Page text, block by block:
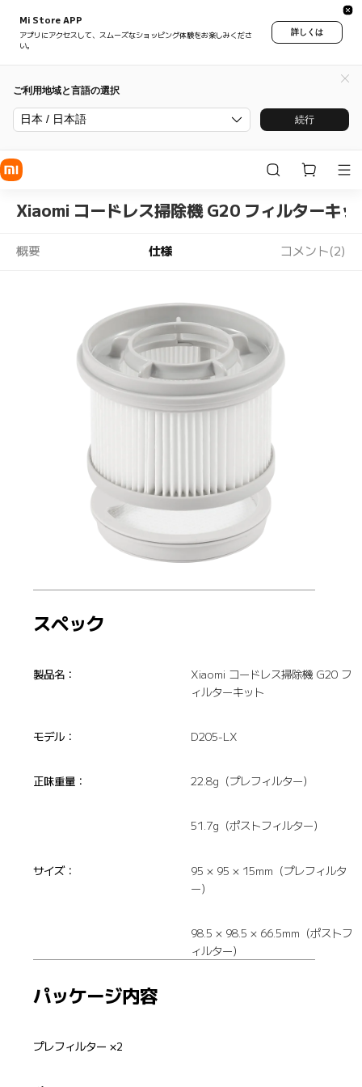
Mi Store APP
アプリにアクセスして、スムーズなショッピング体験をお楽しみくださ
い。
詳しくは
ご利用地域と言語の選択
日本 / 日本語 続行
Xiaomi コードレス掃除機 G20 フィルターキッ
概要 仕様 コメント(2)
スペック
製品名：
Xiaomi コードレス掃除機 G20 フ
ィルターキット
モデル： D205-LX
正味重量： 22.8g（プレフィルター）
51.7g（ポストフィルター）
サイズ：
95 × 95 × 15mm（プレフィルタ
ー）
98.5 × 98.5 × 66.5mm（ポストフ
ィルター）
パッケージ内容
プレフィルター ×2